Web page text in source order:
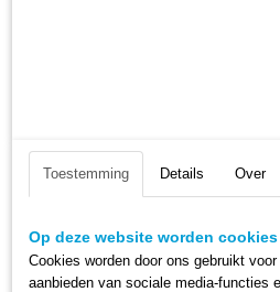
Toestemming Details Over
Op deze website worden
Cookies worden door ons gebruikt
aanbieden van sociale media-functies